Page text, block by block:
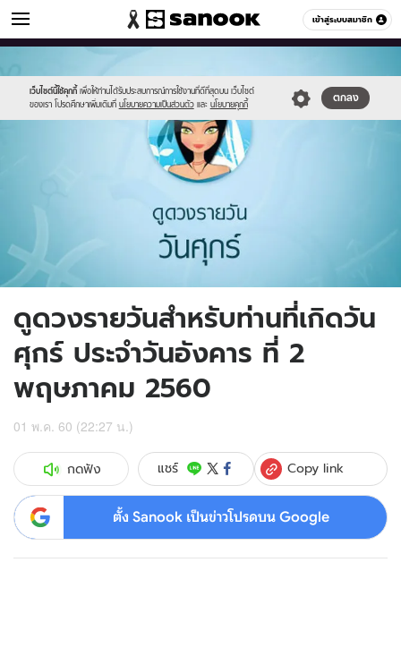
เข้าสู่ระบบสมาชิก
ดูดวง หมวดอื่นๆ
เว็บไซต์นี้ใช้คุกกี้ เพื่อให้ท่านได้รับประสบการณ์การใช้งานที่ดีที่สุดบน เว็บไซต์
ของเรา โปรดศึกษาเพิ่มเติมที่ นโยบายความเป็นส่วนตัว และ นโยบายคุกกี้
ตกลง
//s.isanook.com/sr/0/images/logo-
new-
sanook.png
//s.isanook.com/ho/0/ud/fxd/day/6_fri.jpg
ดูดวงรายวันสำหรับท่านที่เกิดวัน
ศุกร์ ประจำวันอังคาร ที่ 2
พฤษภาคม 2560
01 พ.ค. 60 (22:27 น.)
กดฟัง แชร์ Copy link
ตั้ง Sanook เป็นข่าวโปรดบน Google